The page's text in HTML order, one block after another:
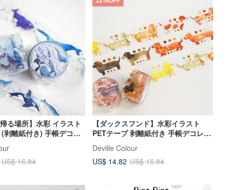
帰る場所】水彩 イラスト
剥離紙付き) 手帳デコレ
生き物
US$ 16.84
【ダックスフンド】水彩イラスト
PETテープ 剥離紙付き 手帳デコレー
ション ダックスフンド 犬 わんちゃ
ん
Deville Colour
US$ 14.82 US$ 16.84